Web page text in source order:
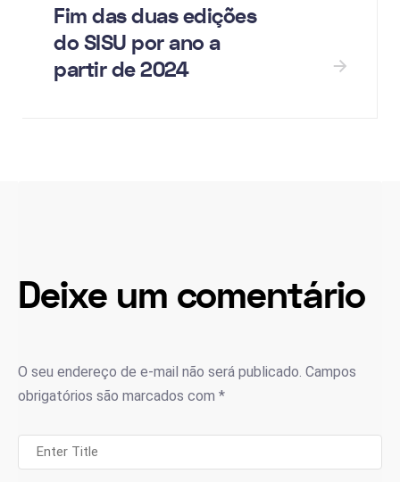
Fim das duas edições
do SISU por ano a
partir de 2024
Deixe um comentário
O seu endereço de e-mail não será publicado. Campos
obrigatórios são marcados com *